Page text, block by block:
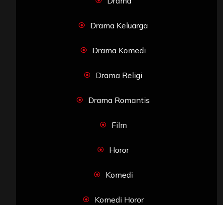
Drama Keluarga
Drama Komedi
Drama Religi
Drama Romantis
Film
Horor
Komedi
Komedi Horor